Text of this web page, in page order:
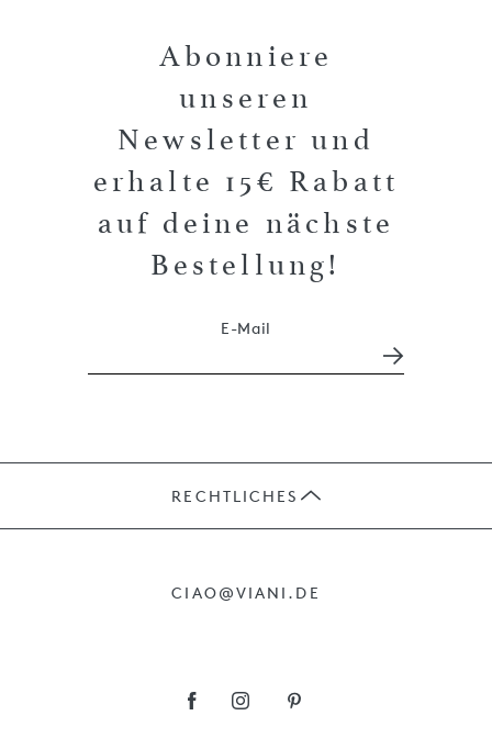
Abonniere
unseren
Newsletter und
erhalte 15€ Rabatt
auf deine nächste
Bestellung!
E-Mail
RECHTLICHES
CIAO@VIANI.DE